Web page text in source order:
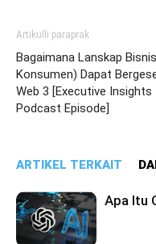
Artikulli paraprak
Bagaimana Lanskap
Konsumen) Dapat
Web 3 [Executive Insights
Podcast Episode]
ARTIKEL TERKAIT
Apa Itu